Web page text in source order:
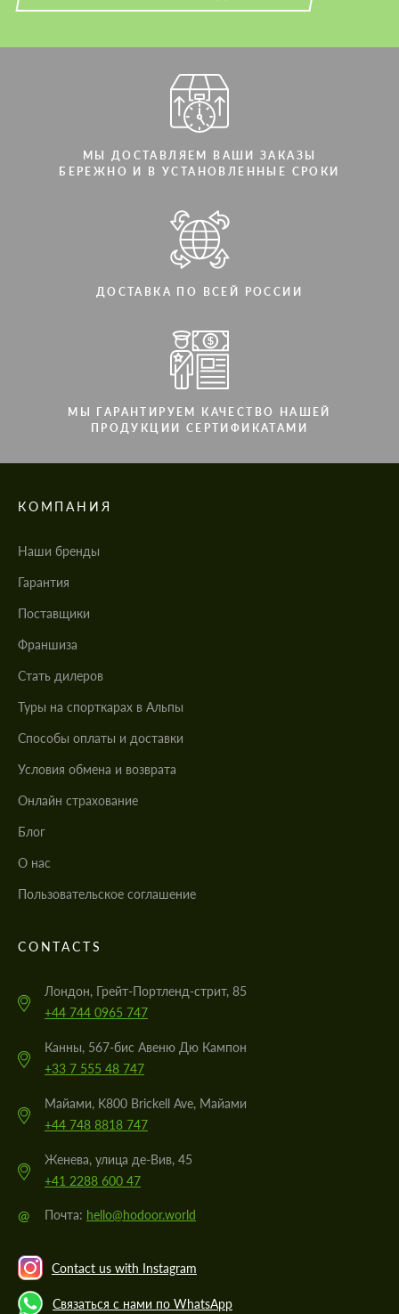
МЫ ДОСТАВЛЯЕМ ВАШИ ЗАКАЗЫ
БЕРЕЖНО И В УСТАНОВЛЕННЫЕ СРОКИ
ДОСТАВКА ПО ВСЕЙ РОССИИ
МЫ ГАРАНТИРУЕМ КАЧЕСТВО НАШЕЙ
ПРОДУКЦИИ СЕРТИФИКАТАМИ
КОМПАНИЯ
Наши бренды
Гарантия
Поставщики
Франшиза
Стать дилеров
Туры на спорткарах в Альпы
Cпособы оплаты и доставки
Условия обмена и возврата
Онлайн страхование
Блог
О нас
Пользовательское соглашение
CONTACTS
Лондон, Грейт-Портленд-стрит, 85
+44 744 0965 747
Канны, 567-бис Авеню Дю Кампон
+33 7 555 48 747
Майами, K800 Brickell Ave, Майами
+44 748 8818 747
Женева, улица де-Вив, 45
+41 2288 600 47
@ Почта: hello@hodoor.world
Contact us with Instagram
Связаться с нами по WhatsApp